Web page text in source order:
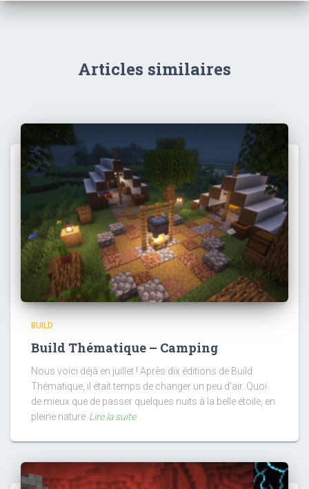
Articles similaires
BUILD
Build Thématique – Camping
Nous voici déjà en juillet ! Après dix éditions de Build
Thématique, il était temps de changer un peu d’air. Quoi
de mieux que de passer quelques nuits à la belle étoile, en
pleine nature Lire la suite